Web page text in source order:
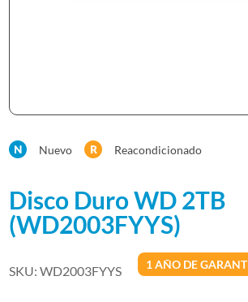
Nuevo Reacondicionado
Disco Duro WD 2TB
(WD2003FYYS)
SKU:WD2003FYYS 1 AÑO DE